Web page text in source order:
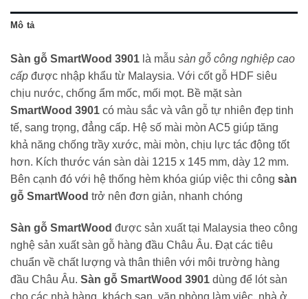
Mô tả
Sàn gỗ SmartWood 3901 là mẫu sàn gỗ công nghiệp cao
cấp được nhập khẩu từ Malaysia. Với cốt gỗ HDF siêu
chịu nước, chống ẩm mốc, mối mọt. Bề mặt sàn
SmartWood 3901 có màu sắc và vân gỗ tự nhiên đẹp tinh
tế, sang trọng, đẳng cấp. Hệ số mài mòn AC5 giúp tăng
khả năng chống trầy xước, mài mòn, chịu lực tác động tốt
hơn. Kích thước ván sàn dài 1215 x 145 mm, dày 12 mm.
Bên cạnh đó với hệ thống hèm khóa giúp việc thi công sàn
gỗ SmartWood trở nên đơn giản, nhanh chóng
Sàn gỗ SmartWood được sản xuất tại Malaysia theo công
nghệ sản xuất sàn gỗ hàng đầu Châu Âu. Đạt các tiêu
chuẩn về chất lượng và thân thiên với môi trường hàng
đầu Châu Âu. Sàn gỗ SmartWood 3901 dùng để lót sàn